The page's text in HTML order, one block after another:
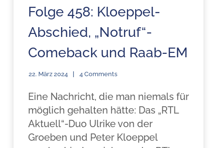
Folge 458: Kloeppel-
Abschied, „Notruf“-
Comeback und Raab-EM
22. März 2024 4 Comments
Eine Nachricht, die man niemals für
möglich gehalten hätte: Das „RTL
Aktuell“-Duo Ulrike von der
Groeben und Peter Kloeppel